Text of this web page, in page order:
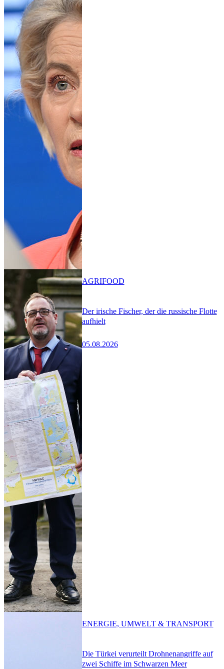
Der irische Fischer, der die russische Flotte
aufhielt
05.08.2026
AGRIFOOD
Die Türkei verurteilt Drohnenangriffe auf
zwei Schiffe im Schwarzen Meer
ENERGIE, UMWELT & TRANSPORT